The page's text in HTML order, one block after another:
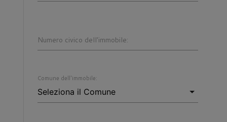
Numero civico dell'immobile:
Comune dell'immobile: